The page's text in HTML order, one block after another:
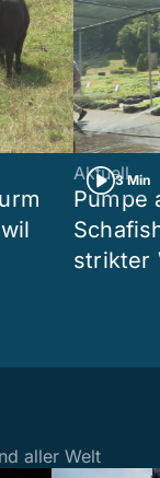
3 Min
Aktuell
Pumpe
strikter
aller Welt